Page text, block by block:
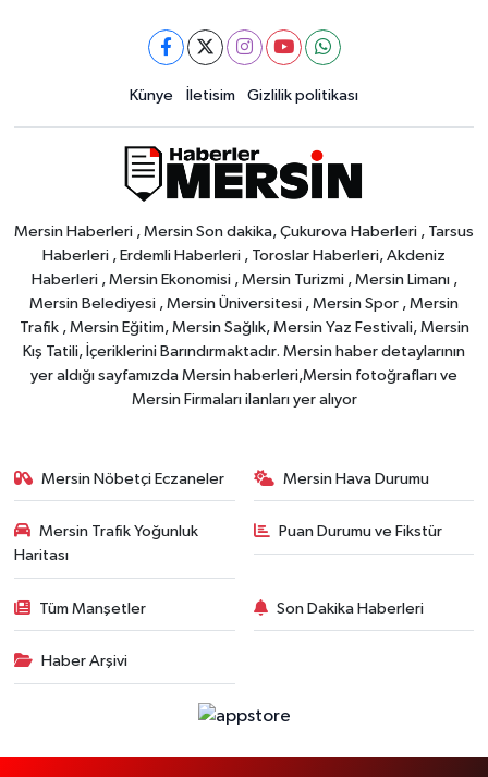
Künye İletisim Gizlilik politikası
Mersin Haberleri , Mersin Son dakika, Çukurova Haberleri , Tarsus
Haberleri , Erdemli Haberleri , Toroslar Haberleri, Akdeniz
Haberleri , Mersin Ekonomisi , Mersin Turizmi , Mersin Limanı ,
Mersin Belediyesi , Mersin Üniversitesi , Mersin Spor , Mersin
Trafik , Mersin Eğitim, Mersin Sağlık, Mersin Yaz Festivali, Mersin
Kış Tatili, İçeriklerini Barındırmaktadır. Mersin haber detaylarının
yer aldığı sayfamızda Mersin haberleri,Mersin fotoğrafları ve
Mersin Firmaları ilanları yer alıyor
Mersin Nöbetçi Eczaneler Mersin Hava Durumu
Mersin Trafik Yoğunluk
Haritası
Puan Durumu ve Fikstür
Tüm Manşetler Son Dakika Haberleri
Haber Arşivi